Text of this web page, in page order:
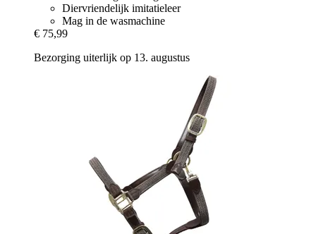
Diervriendelijk imitatieleer
Mag in de wasmachine
€ 75,99
Bezorging uiterlijk op 13. augustus